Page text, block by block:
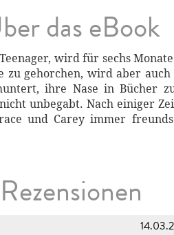
das eBook
wird für sechs
zu gehorchen, wird aber
ihre Nase in Bücher
unbegabt. Nach einiger
und Carey immer
Rezensionen